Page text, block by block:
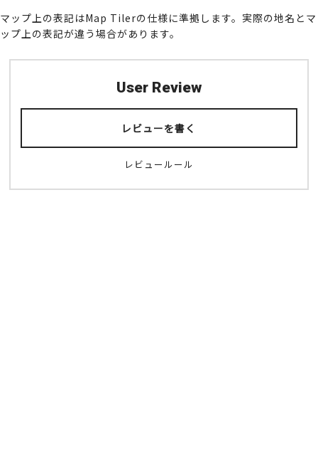
マップ上の表記はMap Tilerの仕様に準拠します。実際の地名とマ
ップ上の表記が違う場合があります。
User Review
レビューを書く
レビュールール